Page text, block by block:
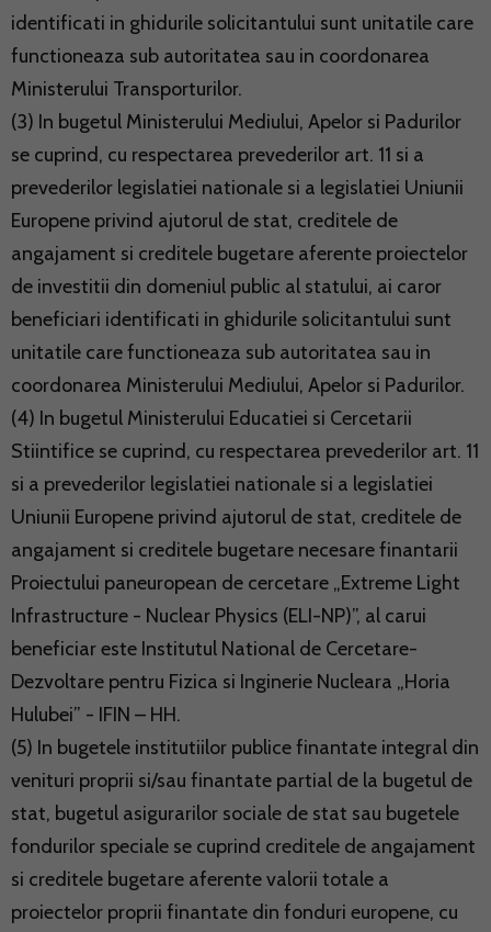
identificati in ghidurile solicitantului sunt unitatile care
functioneaza sub autoritatea sau in coordonarea
Ministerului Transporturilor.
(3) In bugetul Ministerului Mediului, Apelor si Padurilor
se cuprind, cu respectarea prevederilor art. 11 si a
prevederilor legislatiei nationale si a legislatiei Uniunii
Europene privind ajutorul de stat, creditele de
angajament si creditele bugetare aferente proiectelor
de investitii din domeniul public al statului, ai caror
beneficiari identificati in ghidurile solicitantului sunt
unitatile care functioneaza sub autoritatea sau in
coordonarea Ministerului Mediului, Apelor si Padurilor.
(4) In bugetul Ministerului Educatiei si Cercetarii
Stiintifice se cuprind, cu respectarea prevederilor art. 11
si a prevederilor legislatiei nationale si a legislatiei
Uniunii Europene privind ajutorul de stat, creditele de
angajament si creditele bugetare necesare finantarii
Proiectului paneuropean de cercetare „Extreme Light
Infrastructure - Nuclear Physics (ELI-NP)”, al carui
beneficiar este Institutul National de Cercetare-
Dezvoltare pentru Fizica si Inginerie Nucleara „Horia
Hulubei” - IFIN – HH.
(5) In bugetele institutiilor publice finantate integral din
venituri proprii si/sau finantate partial de la bugetul de
stat, bugetul asigurarilor sociale de stat sau bugetele
fondurilor speciale se cuprind creditele de angajament
si creditele bugetare aferente valorii totale a
proiectelor proprii finantate din fonduri europene, cu